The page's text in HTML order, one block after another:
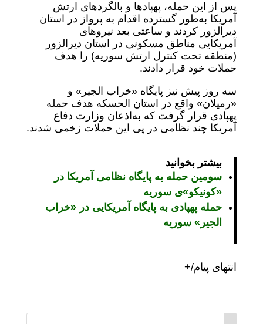
پس از این حمله، پهپادها و بالگردهای ارتش
آمریکا به‌طور گسترده اقدام به پرواز در استان
دیرالزور کردند و ساعتی بعد نیروهای
آمریکایی مناطق مسکونی در استان دیرالزور
(منطقه تحت کنترل ارتش سوریه) را هدف
حملات خود قرار دادند.
سه روز پیش نیز پایگاه «خراب الجیر» و
«رمیلان» واقع در استان الحسکه هدف حمله
پهپادی قرار گرفت که به‌اذعان وزارت دفاع
آمریکا چند نظامی در پی این حملات زخمی شدند.
بیشتر بخوانید
سومین حمله به پایگاه نظامی آمریکا در
«کونیکو»ی سوریه
حمله پهپادی به پایگاه آمریکایی در «خراب
الجیر» سوریه
انتهای پیام/+